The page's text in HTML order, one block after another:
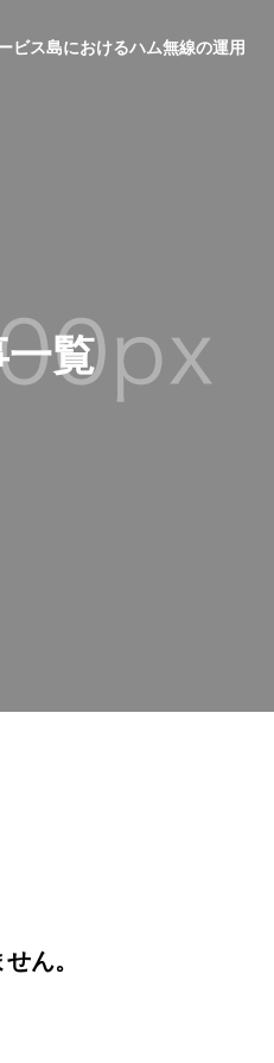
ビス島におけるハム無線の運用
一覧
ん。